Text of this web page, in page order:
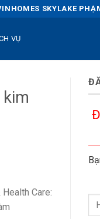
SKYLAKE
VỤ
Care: